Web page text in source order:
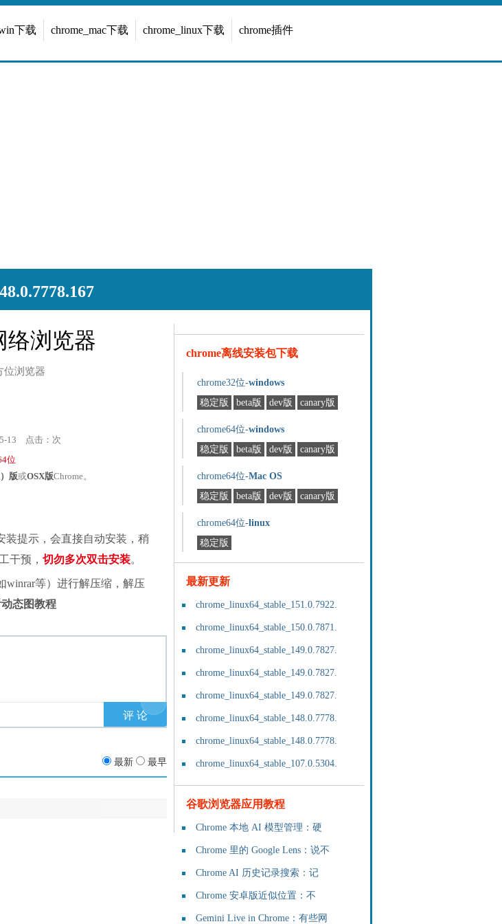
下载 chrome_mac下载 chrome_linux下载 chrome插件
络浏览器
位浏览器
13 点击： 次
位
版或OSX版Chrome。
装提示，会直接自动安装，稍
干预， 切勿多次双击安装。
winrar等）进行解压缩，解压
态图教程
最新 最早
chrome离线安装包下载
chrome32位-windows
稳定版
beta版 dev版 canary版
chrome64位-windows
稳定版
beta版 dev版 canary版
chrome64位-Mac OS
稳定版
beta版 dev版 canary版
chrome64位-linux
稳定版
最新更新
chrome_linux64_stable_151.0.7922.
chrome_linux64_stable_150.0.7871.
chrome_linux64_stable_149.0.7827.
chrome_linux64_stable_149.0.7827.
chrome_linux64_stable_149.0.7827.
chrome_linux64_stable_148.0.7778.
chrome_linux64_stable_148.0.7778.
chrome_linux64_stable_107.0.5304.
谷歌浏览器应用教程
Chrome 本地 AI 模型管理：硬
Chrome 里的 Google Lens：说不
Chrome AI 历史记录搜索：记
Chrome 安卓版近似位置：不
Gemini Live in Chrome：有些网